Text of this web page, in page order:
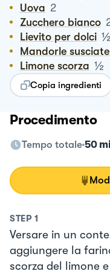
Uova 2
Zucchero bianco
Lievito per dolci ½
Mandorle
Limone scorza ½
Copia ingredienti
Procedimento
Tempo totale 50
STEP 1
Versare in un
aggiungere la
scorza del limone